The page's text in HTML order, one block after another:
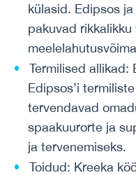
külasid. Edipsos
pakuvad
Termilised allikad:
Edipsos’i
tervendavad
spaakuurorte ja
ja tervenemiseks.
Toidud: Kreeka